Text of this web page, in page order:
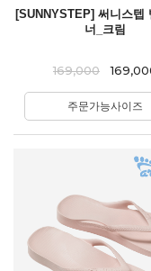
[SUNNYSTEP] 써니스텝
너_크림
169,000
주문가능사이즈